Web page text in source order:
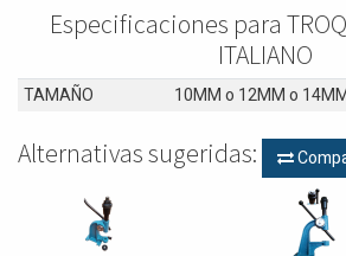
Especificaciones para
ITALIANO
TAMAÑO 10MMo 12MMo
Alternativas sugeridas: